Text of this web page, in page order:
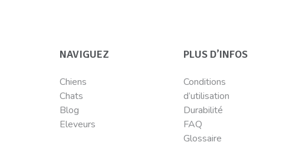
NAVIGUEZ
Chiens
Chats
Blog
Eleveurs
PLUS D’INFOS
Conditions
d’utilisation
Durabilité
FAQ
Glossaire